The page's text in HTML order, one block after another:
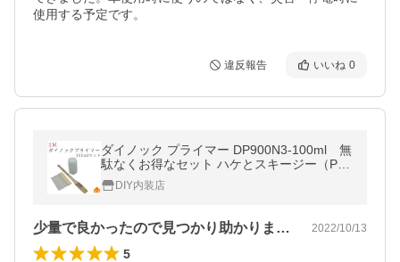
使用する予定です。
違反報告 いいね 0
ダイノック プライマー DP900N3-100ml 無
駄なくお得なセット ハケとスキージー（PA-
1)付DIY内装店
少量で良かったので見つかり助かりました… 2022/10/13
5